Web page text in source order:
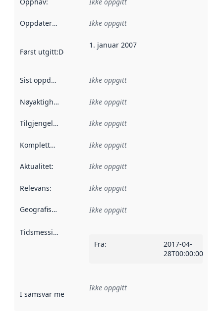
Oppdateringsfrekvens :
Ikke oppgitt
Først utgitt:Denne datoen sier når dataene i dette
1. januar 2007
Sist oppdatert Ikke oppgitt
Nøyaktighet Ikke oppgitt
Tilgjengelighet Ikke oppgitt
Kompletthet Ikke oppgitt
Aktualitet: Ikke oppgitt
Relevans: Ikke oppgitt
Geografisk avgrensning :
Ikke oppgitt
Tidsmessig avgrensning
Fra:
2017-04-
28T00:00:00Z
I samsvar med Referanse til en implementasjonsregel
Ikke oppgitt